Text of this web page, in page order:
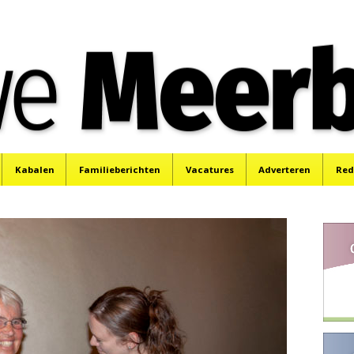
Kabalen Familieberichten Vacatures Adverteren